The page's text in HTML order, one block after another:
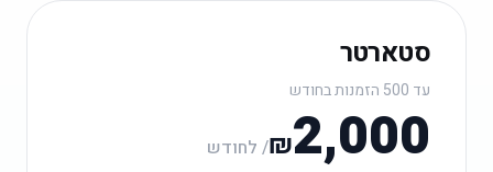
סטארטר
עד 500 הזמנות בחודש
2,000
₪/ לחודש